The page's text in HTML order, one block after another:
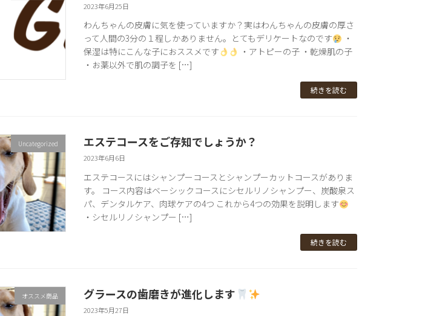
2023年6月25日
わんちゃんの皮膚に気を使っていますか？実はわんちゃんの皮膚の厚さ
って人間の3分の１程しかありません。とてもデリケートなのです
・
保湿は特にこんな子におススメです
・アトピーの子 ・乾燥肌の子
・お薬以外で肌の調子を […]
続きを読む
Uncategorized エステコースをご存知でしょうか？
2023年6月6日
エステコースにはシャンプーコースとシャンプーカットコースがありま
す。 コース内容はベーシックコースにシセルリノシャンプー、炭酸泉ス
パ、デンタルケア、肉球ケアの4つ これから4つの効果を説明します
・シセルリノシャンプー […]
続きを読む
オススメ商品 グラースの歯磨きが進化します
2023年5月27日